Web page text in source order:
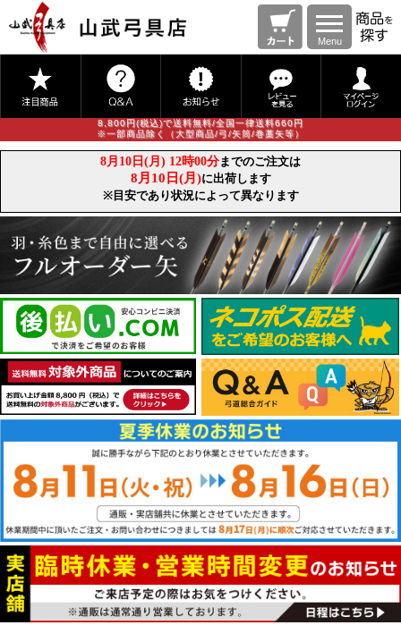
Menu
8,800円(税込)で送料無料/全国一律送料660円
※一部商品除く（大型商品/弓/矢筒/巻藁矢等）